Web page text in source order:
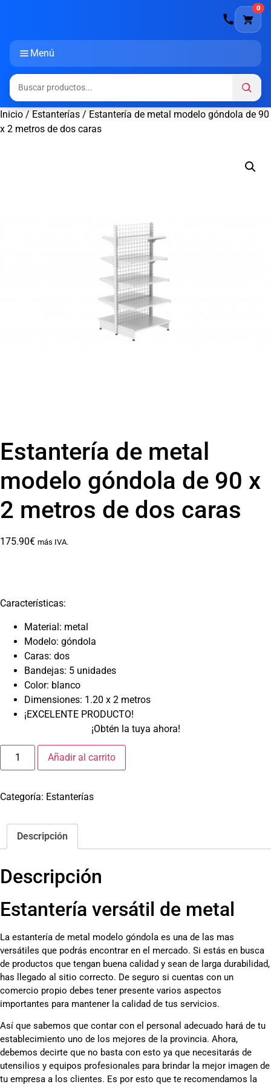
Menú
0
Inicio / Estanterías / Estantería de metal modelo góndola de 90
x 2 metros de dos caras
Estantería de metal
modelo góndola de 90 x
2 metros de dos caras
175.90€ más IVA.
Características:
Material: metal
Modelo: góndola
Caras: dos
Bandejas: 5 unidades
Color: blanco
Dimensiones: 1.20 x 2 metros
¡EXCELENTE PRODUCTO!
¡Obtén la tuya ahora!
Añadir al carrito
Categoría: Estanterías
Descripción
Descripción
Estantería versátil de metal
La estantería de metal modelo góndola es una de las mas
versátiles que podrás encontrar en el mercado. Si estás en busca
de productos que tengan buena calidad y sean de larga durabilidad,
has llegado al sitio correcto. De seguro si cuentas con un
comercio propio debes tener presente varios aspectos
importantes para mantener la calidad de tus servicios.
Así que sabemos que contar con el personal adecuado hará de tu
establecimiento uno de los mejores de la provincia. Ahora,
debemos decirte que no basta con esto ya que necesitarás de
utensilios y equipos profesionales para brindar la mejor imagen de
tu empresa a los clientes. Es por esto que te recomendamos la